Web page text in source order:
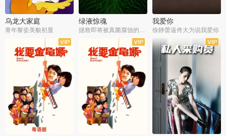
乌龙大家庭
青年黎姿美貌初显
绿液惊魂
拯救即将被真菌腐蚀的世界
我爱你
徐静蕾逼佟大为说我爱你